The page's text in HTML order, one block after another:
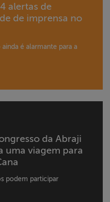
alertas de
de imprensa no
é alarmante para a
da Abraji
uma viagem para
podem participar